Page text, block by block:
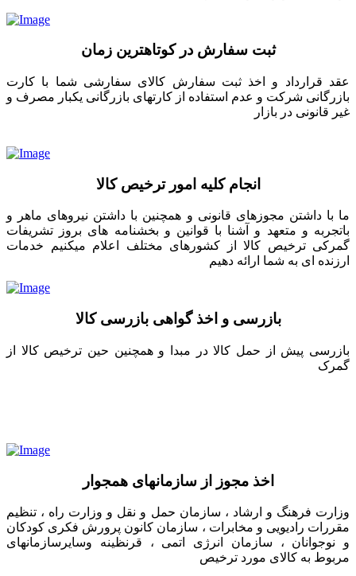
ثبت سفارش در کوتاهترین زمان
عقد قرارداد و اخذ ثبت سفارش کالای سفارشی شما با کارت
بازرگانی شرکت و عدم استفاده از کارتهای بازرگانی یکبار مصرف و
غیر قانونی در بازار
انجام کلیه امور ترخیص کالا
ما با داشتن مجوزهای قانونی و همچنین با داشتن نیروهای ماهر و
باتجربه و متعهد و آشنا با قوانین و بخشنامه های بروز تشریفات
گمرکی ترخیص کالا از کشورهای مختلف اعلام میکنیم خدمات
ارزنده ای به شما ارائه دهیم
بازرسی و اخذ گواهی بازرسی کالا
بازرسی پیش از حمل کالا در مبدا و همچنین حین ترخیص کالا از
گمرک
اخذ مجوز از سازمانهای همجوار
وزارت فرهنگ و ارشاد ، سازمان حمل و نقل و وزارت راه ، تنظیم
مقررات رادیویی و مخابرات ، سازمان کانون پرورش فکری کودکان
و نوجوانان ، سازمان انرژی اتمی ، قرنظینه وسایرسازمانهای
مربوط به کالای مورد ترخیص